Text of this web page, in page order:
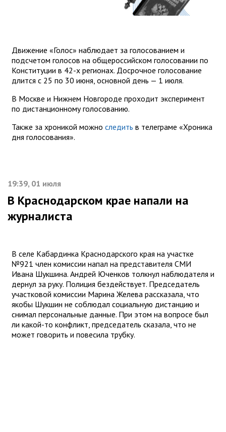
Движение «Голос» наблюдает за голосованием и
подсчетом голосов на общероссийском голосовании по
Конституции в 42-х регионах. Досрочное голосование
длится с 25 по 30 июня, основной день — 1 июля.
В Москве и Нижнем Новгороде проходит эксперимент
по дистанционному голосованию.
Также за хроникой можно следить в телеграме «Хроника
дня голосования».
19:39, 01 июля
В Краснодарском крае напали на
журналиста
В селе Кабардинка Краснодарского края на участке
№921 член комиссии напал на представителя СМИ
Ивана Шукшина. Андрей Юченков толкнул наблюдателя и
дернул за руку. Полиция бездействует. Председатель
участковой комиссии Марина Желева рассказала, что
якобы Шукшин не соблюдал социальную дистанцию и
снимал персональные данные. При этом на вопросе был
ли какой-то конфликт, председатель сказала, что не
может говорить и повесила трубку.